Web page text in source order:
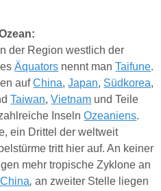
der Region westlich der
Äquators nennt manTaifune.
aufChina,Japan, Südkorea,
Taiwan,Vietnam und Teile
InselnOzeaniens.
ein Drittel der weltweit
tritt hier auf. An keiner
mehr tropische Zyklone an
, an zweiter Stelle liegen